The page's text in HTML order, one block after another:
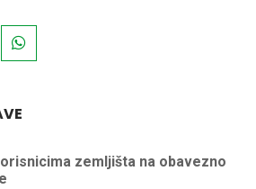
zemljišta na obavezno